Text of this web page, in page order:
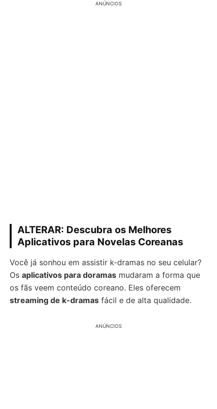
ANÚNCIOS
ALTERAR: Descubra os Melhores
Aplicativos para Novelas Coreanas
Você já sonhou em assistir k-dramas no seu celular?
Os aplicativos para doramas mudaram a forma que
os fãs veem conteúdo coreano. Eles oferecem
streaming de k-dramas fácil e de alta qualidade.
ANÚNCIOS